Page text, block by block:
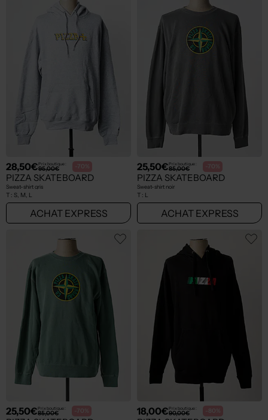
28,50€Prix boutique :
95,00€ -70%
PIZZA SKATEBOARD
Sweat-shirt gris
T : S, M, L
ACHAT EXPRESS
25,50€Prix boutique :
85,00€ -70%
PIZZA SKATEBOARD
Sweat-shirt noir
T : L
ACHAT EXPRESS
25,50€Prix boutique :
85,00€ -70% 18,00€Prix boutique :
90,00€ -80%